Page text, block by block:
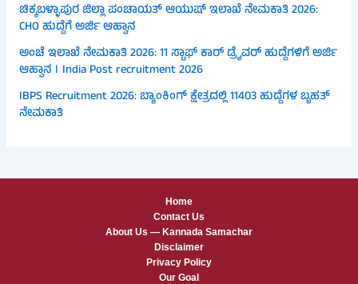
ಚಿಕ್ಕಬಳ್ಳಾಪುರ ಜಿಲ್ಲಾ ಪಂಚಾಯತ್ ಆಯುಷ್ ಇಲಾಖೆ ನೇಮಕಾತಿ 2026:
CHO ಹುದ್ದೆಗೆ ಅರ್ಜಿ ಆಹ್ವಾನ
ಅಂಚೆ ಇಲಾಖೆ ನೇಮಕಾತಿ 2026: 11 ಸ್ಟಾಫ್ ಕಾರ್ ಡ್ರೈವರ್ ಹುದ್ದೆಗಳಿಗೆ ಅರ್ಜಿ
ಆಹ್ವಾನ । India Post recruitment 2026
IBPS Recruitment 2026: ಬ್ಯಾಂಕಿಂಗ್ ಕ್ಷೇತ್ರದಲ್ಲಿ 11403 ಹುದ್ದೆಗಳ ಬೃಹತ್
ನೇಮಕಾತಿ
Home
Contact Us
About Us — Kannada Samachar
Disclaimer
Privacy Policy
Our Goal